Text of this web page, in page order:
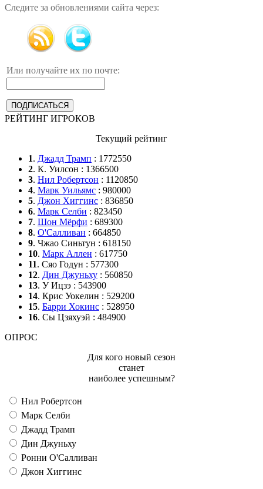
Следите за обновлениями сайта через:
Или получайте их по почте:
РЕЙТИНГ ИГРОКОВ
Текущий рейтинг
1. Джадд Трамп : 1772550
2. К. Уилсон : 1366500
3. Нил Робертсон : 1120850
4. Марк Уильямс : 980000
5. Джон Хиггинс : 836850
6. Марк Селби : 823450
7. Шон Мёрфи : 689300
8. О'Салливан : 664850
9. Чжао Синьтун : 618150
10. Марк Аллен : 617750
11. Сяо Годун : 577300
12. Дин Джуньху : 560850
13. У Ицзэ : 543900
14. Крис Уокелин : 529200
15. Барри Хокинс : 528950
16. Сы Цзяхуэй : 484900
ОПРОС
Для кого новый сезон
станет
наиболее успешным?
Нил Робертсон
Марк Селби
Джадд Трамп
Дин Джуньху
Ронни О'Салливан
Джон Хиггинс